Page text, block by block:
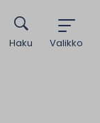
Valikko
Haku